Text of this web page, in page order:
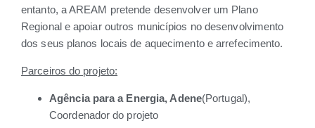
entanto, a AREAM pretende desenvolver um Plano
Regional e apoiar outros municípios no desenvolvimento
dos seus planos locais de aquecimento e arrefecimento.
Parceiros do projeto:
Agência para a Energia, Adene(Portugal),
Coordenador do projeto